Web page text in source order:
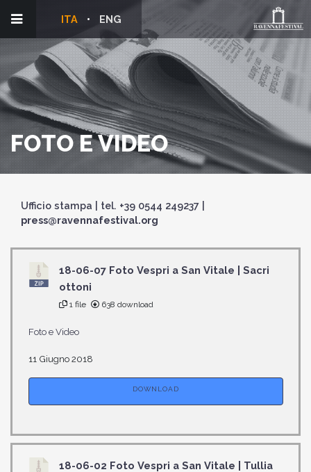
ENG
ITA
FOTO E VIDEO
Ufficio stampa | tel. +39 0544 249237 |
press@ravennafestival.org
18-06-07 Foto Vespri a San Vitale | Sacri
ottoni
1 file 638 download
Foto e Video
11 Giugno 2018
DOWNLOAD
18-06-02 Foto Vespri a San Vitale | Tullia